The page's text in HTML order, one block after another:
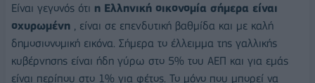
Είναι γεγονός ότι η Ελληνική οικονομία σήμερα είναι
οχυρωμένη , είναι σε επενδυτική βαθμίδα και με καλή
δημοσιονομική εικόνα. Σήμερα το έλλειμμα της γαλλικής
κυβέρνησης είναι ήδη γύρω στο 5% του ΑΕΠ και για εμάς
είναι περίπου στο 1% για φέτος. Το μόνο που μπορεί να